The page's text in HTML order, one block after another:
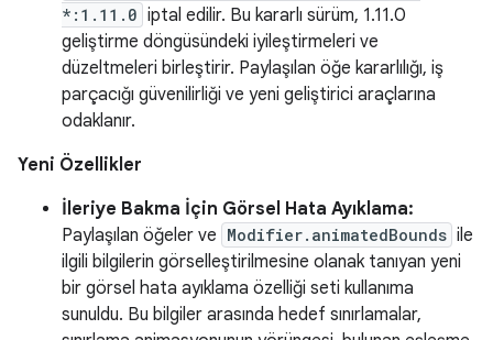
*:1.11.0 iptal edilir. Bu kararlı sürüm, 1.11.0
geliştirme döngüsündeki iyileştirmeleri ve
düzeltmeleri birleştirir. Paylaşılan öğe kararlılığı, iş
parçacığı güvenilirliği ve yeni geliştirici araçlarına
odaklanır.
Yeni Özellikler
İleriye Bakma İçin Görsel Hata Ayıklama:
Paylaşılan öğeler ve Modifier.animatedBounds ile
ilgili bilgilerin görselleştirilmesine olanak tanıyan yeni
bir görsel hata ayıklama özelliği seti kullanıma
sunuldu. Bu bilgiler arasında hedef sınırlamalar,